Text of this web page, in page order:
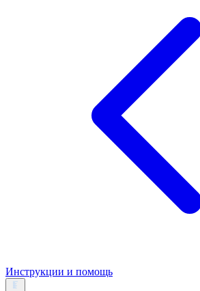
Инструкции и помощь